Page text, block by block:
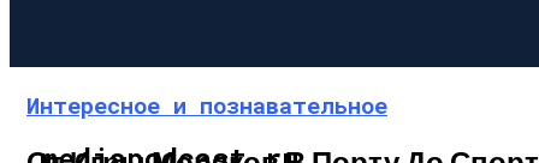
Интересное и познавательное